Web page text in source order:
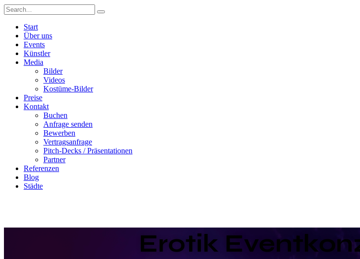
Start
Über uns
Events
Künstler
Media
Bilder
Videos
Kostüme-Bilder
Preise
Kontakt
Buchen
Anfrage senden
Bewerben
Vertragsanfrage
Pitch-Decks / Präsentationen
Partner
Referenzen
Blog
Städte
Erotik